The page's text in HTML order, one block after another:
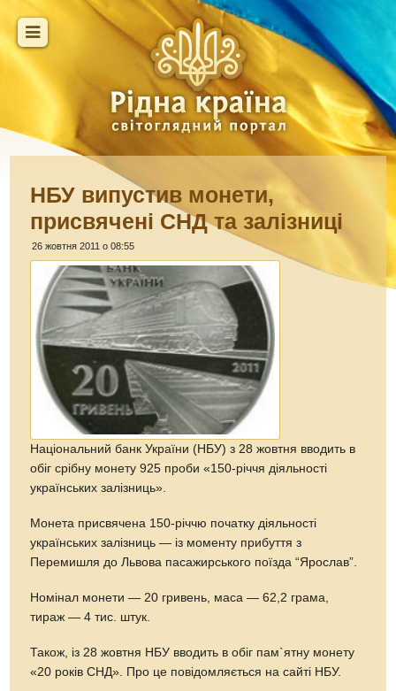
НБУ випустив монети,
присвячені СНД та залізниці
26 жовтня 2011 о 08:55
Національний банк України (НБУ) з 28 жовтня вводить в
обіг срібну монету 925 проби «150-річчя діяльності
українських залізниць».
Монета присвячена 150-річчю початку діяльності
українських залізниць — із моменту прибуття з
Перемишля до Львова пасажирського поїзда “Ярослав”.
Номінал монети — 20 гривень, маса — 62,2 грама,
тираж — 4 тис. штук.
Також, із 28 жовтня НБУ вводить в обіг пам`ятну монету
«20 років СНД». Про це повідомляється на сайті НБУ.